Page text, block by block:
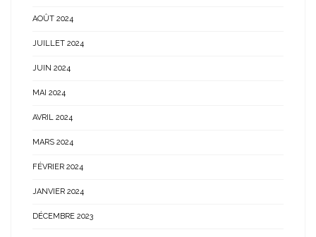
AOÛT 2024
JUILLET 2024
JUIN 2024
MAI 2024
AVRIL 2024
MARS 2024
FÉVRIER 2024
JANVIER 2024
DÉCEMBRE 2023